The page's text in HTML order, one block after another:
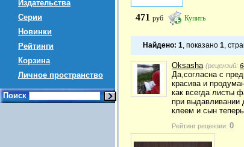
Издательства
Серии
Новинки
Рейтинги
Корзина
Личное пространство
Поиск
471 руб Купить
Найдено: 1, показано 1,
Oksasha (рецензий:
Да,согласна с
красива и
как всегда листы
при выдавливании
клеем и сын
Рейтинг рецензии: 0